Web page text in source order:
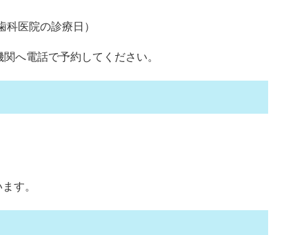
医院の診療日）
へ電話で予約してください。
す。